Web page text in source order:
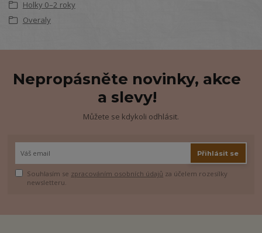
Holky 0–2 roky
Overaly
Nepropásněte novinky, akce
a slevy!
Můžete se kdykoli odhlásit.
Přihlásit se
Souhlasím se zpracováním osobních údajů za účelem rozesílky
newsletteru.